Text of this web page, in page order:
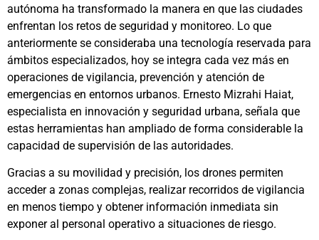
autónoma ha transformado la manera en que las ciudades
enfrentan los retos de seguridad y monitoreo. Lo que
anteriormente se consideraba una tecnología reservada para
ámbitos especializados, hoy se integra cada vez más en
operaciones de vigilancia, prevención y atención de
emergencias en entornos urbanos. Ernesto Mizrahi Haiat,
especialista en innovación y seguridad urbana, señala que
estas herramientas han ampliado de forma considerable la
capacidad de supervisión de las autoridades.
Gracias a su movilidad y precisión, los drones permiten
acceder a zonas complejas, realizar recorridos de vigilancia
en menos tiempo y obtener información inmediata sin
exponer al personal operativo a situaciones de riesgo.